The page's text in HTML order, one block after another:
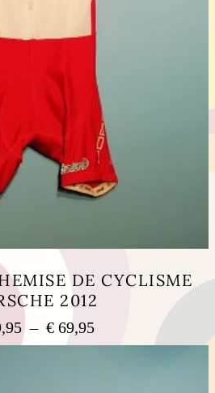
DE CYCLISME
2012
– € 69,95Plage
de